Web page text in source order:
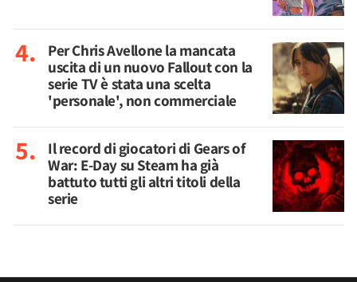
Per Chris Avellone la mancata
uscita di un nuovo Fallout con la
serie TV è stata una scelta
'personale', non commerciale
Il record di giocatori di Gears of
War: E-Day su Steam ha già
battuto tutti gli altri titoli della
serie